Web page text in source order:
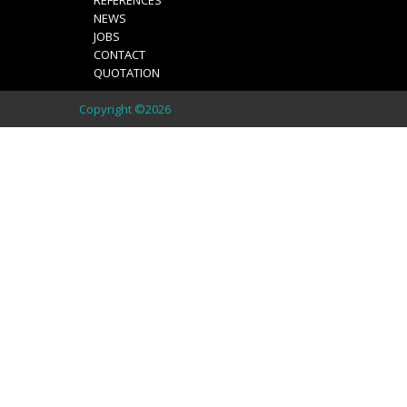
NEWS
JOBS
CONTACT
QUOTATION
Copyright ©2026